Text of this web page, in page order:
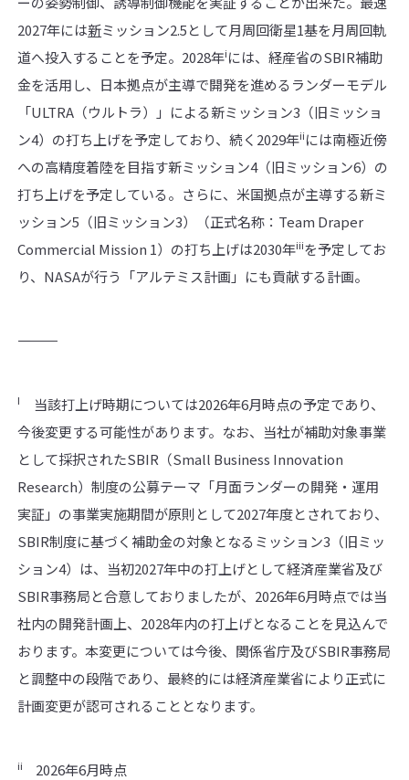
2027年には新ミッション2.5として月周回衛星1基を月周回軌
道へ投入することを予定。2028年iには、経産省のSBIR補助
金を活用し、日本拠点が主導で開発を進めるランダーモデル
「ULTRA（ウルトラ）」による新ミッション3（旧ミッショ
ン4）の打ち上げを予定しており、続く2029年iiには南極近傍
への高精度着陸を目指す新ミッション4（旧ミッション6）の
打ち上げを予定している。さらに、米国拠点が主導する新ミ
ッション5（旧ミッション3）（正式名称：Team Draper
Commercial Mission 1）の打ち上げは2030年iiiを予定してお
り、NASAが行う「アルテミス計画」にも貢献する計画。
――――――――――
I
当該打上げ時期については2026年6月時点の予定であり、
今後変更する可能性があります。なお、当社が補助対象事業
として採択されたSBIR（Small Business Innovation
Research）制度の公募テーマ「月面ランダーの開発・運用
実証」の事業実施期間が原則として2027年度とされており、
SBIR制度に基づく補助金の対象となるミッション3（旧ミッ
ション4）は、当初2027年中の打上げとして経済産業省及び
SBIR事務局と合意しておりましたが、2026年6月時点では当
社内の開発計画上、2028年内の打上げとなることを見込んで
おります。本変更については今後、関係省庁及びSBIR事務局
と調整中の段階であり、最終的には経済産業省により正式に
計画変更が認可されることとなります。
ii 2026年6月時点